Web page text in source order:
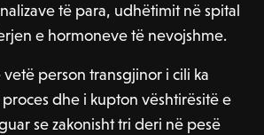
të para, udhëtimit në spital
e hormoneve të nevojshme.
person transgjinor i cili ka
dhe i kupton vështirësitë e
se zakonisht tri deri në pesë